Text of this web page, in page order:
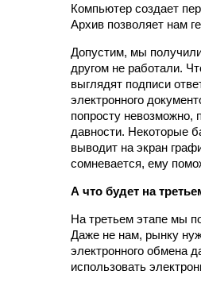
Компьютер создает
Архив позволяет нам
Допустим, мы
другом не работали.
выглядят подписи
электронного
попросту невозможно,
давности. Некоторые
выводит на экран
сомневается, ему
А что будет на
На третьем этапе мы
Даже не нам, рынку
электронного обмена
использовать